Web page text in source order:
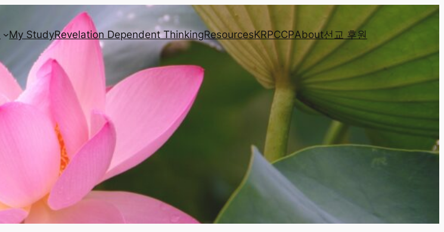
My StudyRevelation Dependent ThinkingResourcesKRPCCPAbout선교 후원